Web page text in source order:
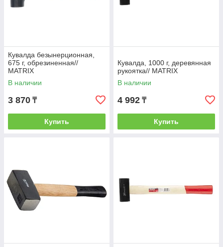
Кувалда безынерционная,
675 г, обрезиненная//
MATRIX
В наличии
3 870 ₸
Купить
Кувалда, 1000 г, деревянная
рукоятка// MATRIX
В наличии
4 992 ₸
Купить